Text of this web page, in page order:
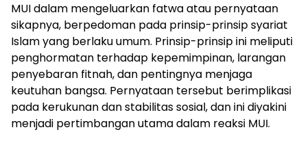
MUI dalam mengeluarkan fatwa atau pernyataan
sikapnya, berpedoman pada prinsip-prinsip syariat
Islam yang berlaku umum. Prinsip-prinsip ini meliputi
penghormatan terhadap kepemimpinan, larangan
penyebaran fitnah, dan pentingnya menjaga
keutuhan bangsa. Pernyataan tersebut berimplikasi
pada kerukunan dan stabilitas sosial, dan ini diyakini
menjadi pertimbangan utama dalam reaksi MUI.